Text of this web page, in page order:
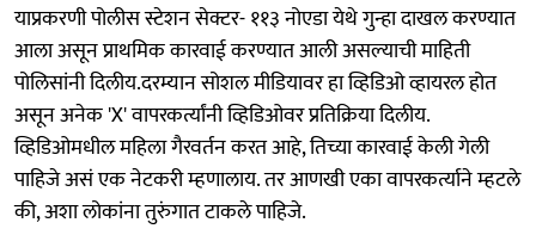
याप्रकरणी पोलीस स्टेशन सेक्टर- ११३ नोएडा येथे गुन्हा दाखल करण्यात
आला असून प्राथमिक कारवाई करण्यात आली असल्याची माहिती
पोलिसांनी दिलीय.दरम्यान सोशल मीडियावर हा व्हिडिओ व्हायरल होत
असून अनेक 'X' वापरकर्त्यांनी व्हिडिओवर प्रतिक्रिया दिलीय.
व्हिडिओमधील महिला गैरवर्तन करत आहे, तिच्या कारवाई केली गेली
पाहिजे असं एक नेटकरी म्हणालाय. तर आणखी एका वापरकर्त्याने म्हटले
की, अशा लोकांना तुरुंगात टाकले पाहिजे.